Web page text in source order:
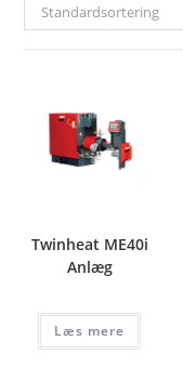
Standardsortering
Twinheat ME40i
Anlæg
Læs mere